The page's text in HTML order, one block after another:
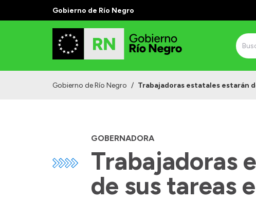
Gobierno de Río Negro
Gobierno de Río Negro / Trabajadoras estatales estarán
GOBERNADORA
Trabajadoras
de sus tareas